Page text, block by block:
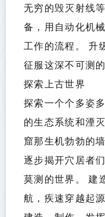
无穷的毁灭射线
备，用自动化机
工作的流程。 升
征服这深不可测的
探索上古世界
探索一个个多姿
的生态系统和湮
窟那生机勃勃的
逐步揭开穴居者
莫测的世界。 建
航，疾速穿越起